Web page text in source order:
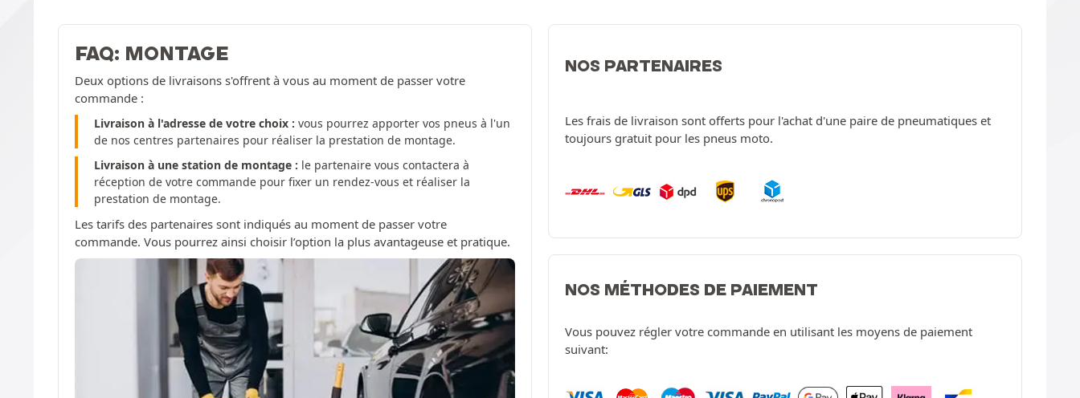
FAQ: MONTAGE
Deux options de livraisons s'offrent à vous au moment de passer votre
commande :
Livraison à l'adresse de votre choix : vous pourrez apporter vos pneus à l'un
de nos centres partenaires pour réaliser la prestation de montage.
Livraison à une station de montage : le partenaire vous contactera à
réception de votre commande pour fixer un rendez-vous et réaliser la
prestation de montage.
Les tarifs des partenaires sont indiqués au moment de passer votre
commande. Vous pourrez ainsi choisir l’option la plus avantageuse et pratique.
NOS PARTENAIRES
Les frais de livraison sont offerts pour l'achat d'une paire de pneumatiques et
toujours gratuit pour les pneus moto.
NOS MÉTHODES DE PAIEMENT
Vous pouvez régler votre commande en utilisant les moyens de paiement
suivant: